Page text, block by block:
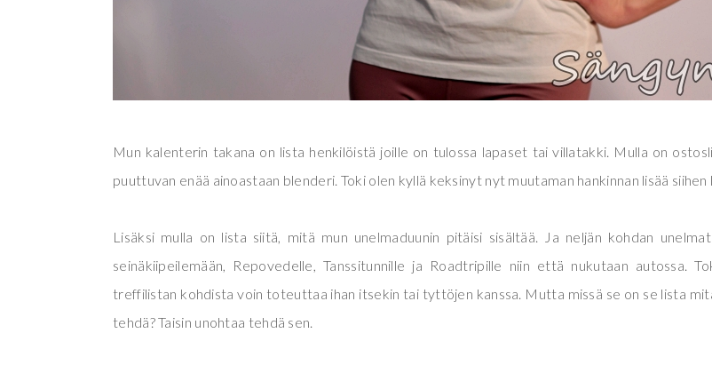
Mun kalenterin takana on lista henkilöistä joille on tulossa lapaset tai villatakki. Mulla on
puuttuvan enää ainoastaan blenderi. Toki olen kyllä keksinyt nyt muutaman hankinnan lisää siihen
Lisäksi mulla on lista siitä, mitä mun unelmaduunin pitäisi sisältää. Ja neljän kohdan
seinäkiipeilemään, Repovedelle, Tanssitunnille ja Roadtripille niin että nukutaan autossa.
treffilistan kohdista voin toteuttaa ihan itsekin tai tyttöjen kanssa. Mutta missä se on se lista
tehdä? Taisin unohtaa tehdä sen.